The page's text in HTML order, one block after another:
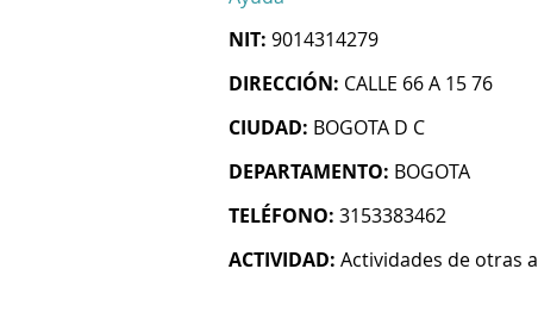
NIT: 9014314279
DIRECCIÓN: CALLE 66 A 15 76
CIUDAD: BOGOTA D C
DEPARTAMENTO: BOGOTA
TELÉFONO: 3153383462
ACTIVIDAD: Actividades de otras